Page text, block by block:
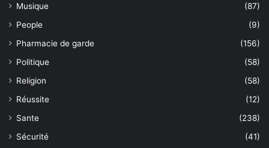
Musique
(87)
People
(9)
Pharmacie de garde
(156)
Politique
(58)
Religion
(58)
Réussite
(12)
Sante
(238)
Sécurité
(41)